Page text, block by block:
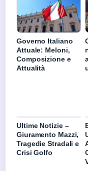
Governo Italiano
Attuale: Meloni,
Composizione e
Attualità
Ultime Notizie –
Giuramento Mazzi,
Tragedie Stradali e
Crisi Golfo